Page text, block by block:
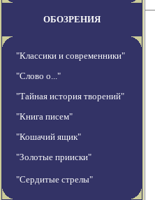
ОБОЗРЕНИЯ
"Классики и современники"
"Слово о..."
"Тайная история творений"
"Книга писем"
"Кошачий ящик"
"Золотые прииски"
"Сердитые стрелы"